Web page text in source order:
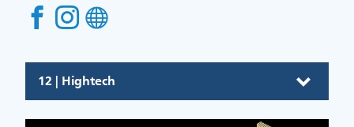
12 | Hightech